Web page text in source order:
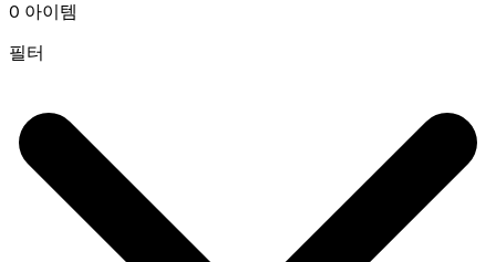
0 아이템
필터